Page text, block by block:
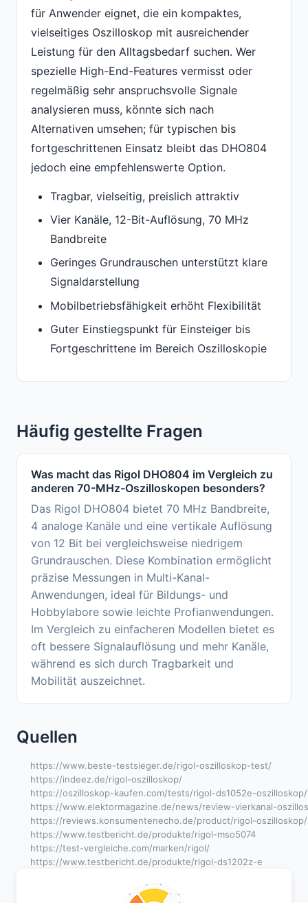
für Anwender eignet, die ein kompaktes,
vielseitiges Oszilloskop mit ausreichender
Leistung für den Alltagsbedarf suchen. Wer
spezielle High-End-Features vermisst oder
regelmäßig sehr anspruchsvolle Signale
analysieren muss, könnte sich nach
Alternativen umsehen; für typischen bis
fortgeschrittenen Einsatz bleibt das DHO804
jedoch eine empfehlenswerte Option.
Tragbar, vielseitig, preislich attraktiv
Vier Kanäle, 12-Bit-Auflösung, 70 MHz
Bandbreite
Geringes Grundrauschen unterstützt klare
Signaldarstellung
Mobilbetriebsfähigkeit erhöht Flexibilität
Guter Einstiegspunkt für Einsteiger bis
Fortgeschrittene im Bereich Oszilloskopie
Häufig gestellte Fragen
Was macht das Rigol DHO804 im Vergleich zu
anderen 70-MHz-Oszilloskopen besonders?
Das Rigol DHO804 bietet 70 MHz Bandbreite,
4 analoge Kanäle und eine vertikale Auflösung
von 12 Bit bei vergleichsweise niedrigem
Grundrauschen. Diese Kombination ermöglicht
präzise Messungen in Multi-Kanal-
Anwendungen, ideal für Bildungs- und
Hobbylabore sowie leichte Profianwendungen.
Im Vergleich zu einfacheren Modellen bietet es
oft bessere Signalauflösung und mehr Kanäle,
während es sich durch Tragbarkeit und
Mobilität auszeichnet.
Quellen
https://www.beste-testsieger.de/rigol-oszilloskop-test/
https://indeez.de/rigol-oszilloskop/
https://oszilloskop-kaufen.com/tests/rigol-ds1052e-oszilloskop/
https://www.elektormagazine.de/news/review-vierkanal-
https://reviews.konsumentenecho.de/product/rigol-oszilloskop/
https://www.testbericht.de/produkte/rigol-mso5074
https://test-vergleiche.com/marken/rigol/
https://www.testbericht.de/produkte/rigol-ds1202z-e